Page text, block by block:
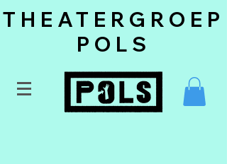
THEATERGROEP
POLS